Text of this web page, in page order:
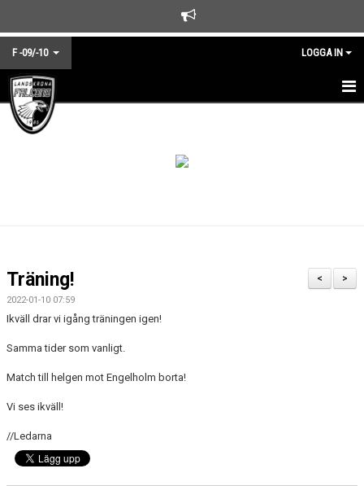
F -09/-10 LOGGA IN
HEM
DOKUMENT
>
<
Träning!
2022-01-10 07:59
Ikväll drar vi igång träningen igen!
Samma tider som vanligt.
Match till helgen mot Engelholm borta!
Vi ses ikväll!
//Ledarna